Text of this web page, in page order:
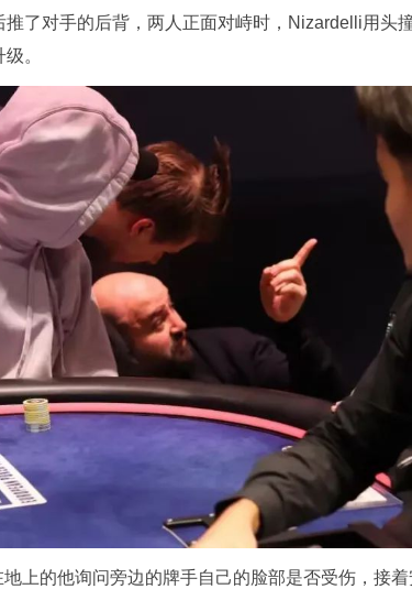
推了对手的后背，两人正面对峙时，Nizardelli用头
。
上的他询问旁边的牌手自己的脸部是否受伤，接